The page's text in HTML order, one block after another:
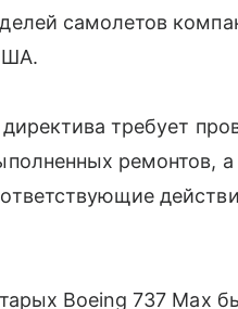
самолетов
требует
ремонтов, а
Boeing 737 Max